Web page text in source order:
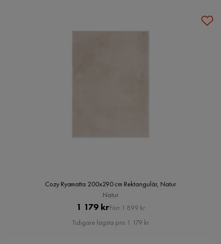
Cozy Ryamatta 200x290 cm Rektangulär, Natur
Natur
Pris
1 179 krOriginal
Pris
Förr 1 899 kr
Tidigare lägsta pris 1 179 kr